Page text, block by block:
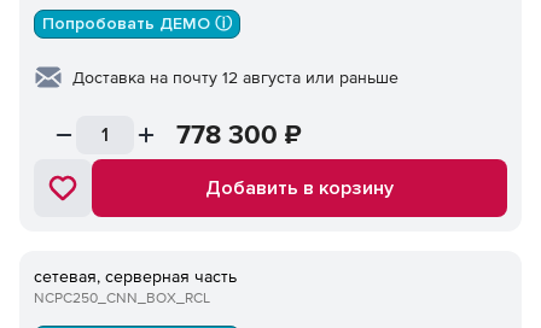
Попробовать ДЕМО ⓘ
Доставка на почту 12 августа или раньше
778 300 ₽
Добавить в корзину
сетевая, серверная часть
NCPC250_CNN_BOX_RCL